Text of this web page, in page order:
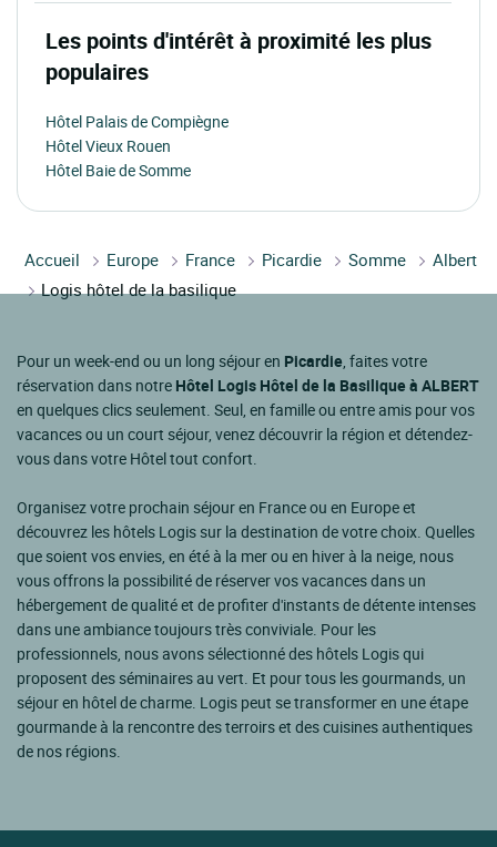
Les points d'intérêt à proximité les plus
populaires
Hôtel Palais de Compiègne
Hôtel Vieux Rouen
Hôtel Baie de Somme
Accueil Europe France Picardie Somme
Albert
Logis hôtel de la basilique
Pour un week-end ou un long séjour en Picardie, faites votre
réservation dans notre Hôtel Logis Hôtel de la Basilique à ALBERT
en quelques clics seulement. Seul, en famille ou entre amis pour vos
vacances ou un court séjour, venez découvrir la région et détendez-
vous dans votre Hôtel tout confort.
Organisez votre prochain séjour en France ou en Europe et
découvrez les hôtels Logis sur la destination de votre choix. Quelles
que soient vos envies, en été à la mer ou en hiver à la neige, nous
vous offrons la possibilité de réserver vos vacances dans un
hébergement de qualité et de profiter d'instants de détente intenses
dans une ambiance toujours très conviviale. Pour les
professionnels, nous avons sélectionné des hôtels Logis qui
proposent des séminaires au vert. Et pour tous les gourmands, un
séjour en hôtel de charme. Logis peut se transformer en une étape
gourmande à la rencontre des terroirs et des cuisines authentiques
de nos régions.